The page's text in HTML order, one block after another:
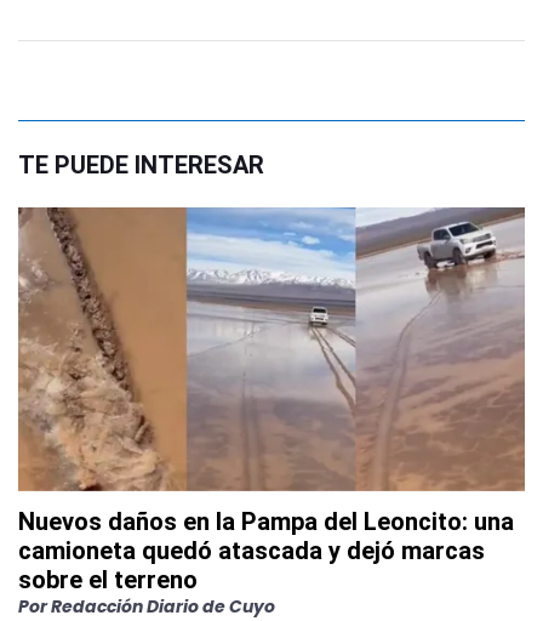
TE PUEDE INTERESAR
Nuevos daños en la Pampa del Leoncito: una
camioneta quedó atascada y dejó marcas
sobre el terreno
PorRedacción Diario de Cuyo